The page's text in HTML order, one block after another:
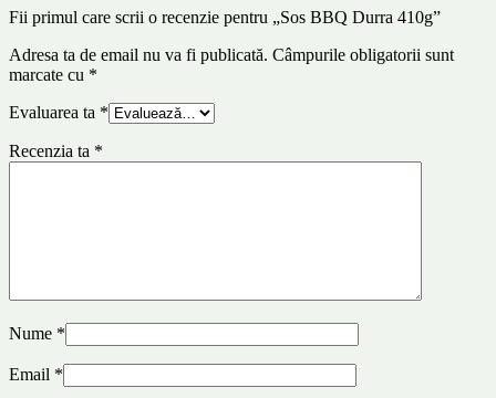
Fii primul care scrii o recenzie pentru „Sos BBQ Durra 410g”
Adresa ta de email nu va fi publicată. Câmpurile obligatorii sunt
marcate cu *
Evaluarea ta *
Recenzia ta *
Nume *
Email *